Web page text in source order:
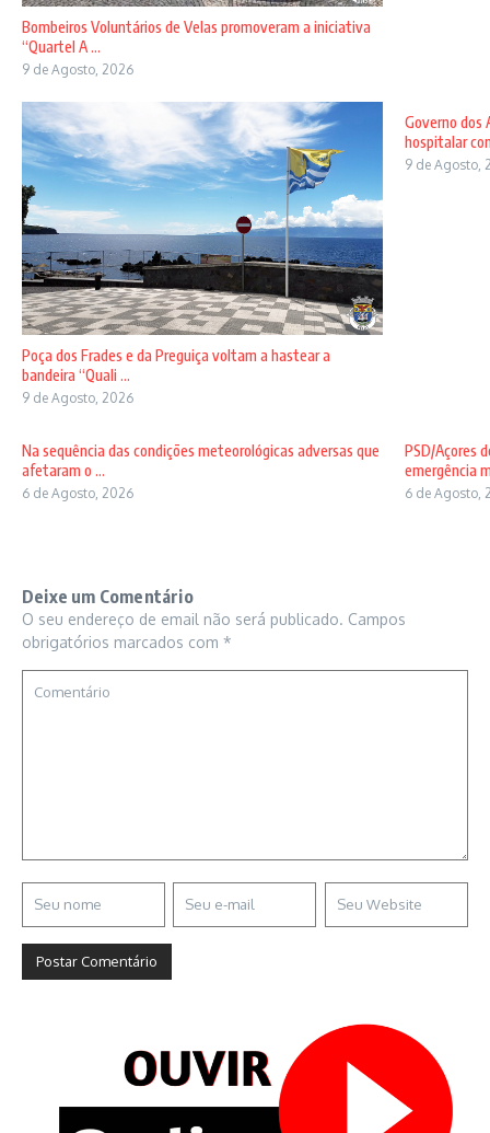
Bombeiros Voluntários de Velas promoveram a iniciativa
“Quartel A ...
9 de Agosto, 2026
Poça dos Frades e da Preguiça voltam a hastear a
bandeira “Quali ...
9 de Agosto, 2026
Governo dos
hospitalar
9 de Agosto,
Na sequência das condições meteorológicas adversas que
afetaram o ...
6 de Agosto, 2026
PSD/Açores
emergência
6 de Agosto,
Deixe um Comentário
O seu endereço de email não será publicado. Campos
obrigatórios marcados com *